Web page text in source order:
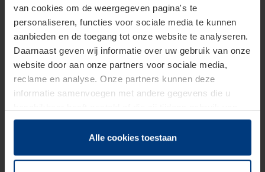
van cookies om de weergegeven pagina's te
personaliseren, functies voor sociale media te kunnen
aanbieden en de toegang tot onze website te analyseren.
Daarnaast geven wij informatie over uw gebruik van onze
website door aan onze partners voor sociale media,
reclame en analyse. Onze partners kunnen deze
informatie samenvoegen met andere gegevens die u
hun diensten hebben verzameld.
Juridisch hebben wij het recht om cookies op uw
van deze pagina's absoluut vereist is. Voor alle andere
Alle cookies toestaan